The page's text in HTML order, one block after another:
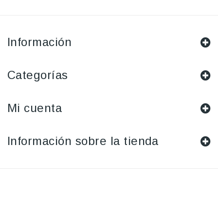
Información
Categorías
Mi cuenta
Información sobre la tienda